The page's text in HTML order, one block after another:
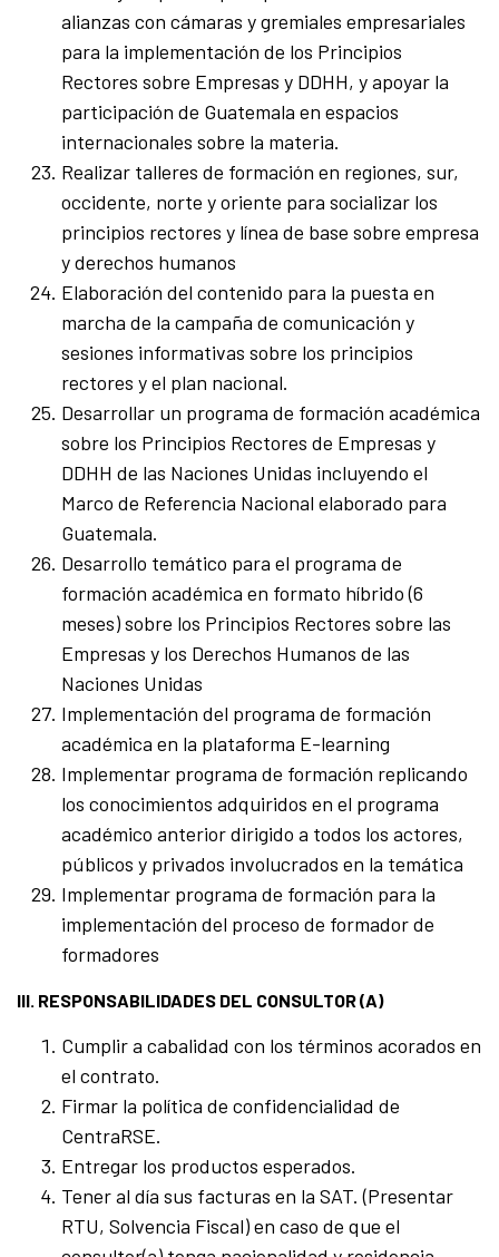
alianzas con cámaras y gremiales empresariales
para la implementación de los Principios
Rectores sobre Empresas y DDHH, y apoyar la
participación de Guatemala en espacios
internacionales sobre la materia.
Realizar talleres de formación en regiones, sur,
occidente, norte y oriente para socializar los
principios rectores y línea de base sobre empresa
y derechos humanos
Elaboración del contenido para la puesta en
marcha de la campaña de comunicación y
sesiones informativas sobre los principios
rectores y el plan nacional.
Desarrollar un programa de formación académica
sobre los Principios Rectores de Empresas y
DDHH de las Naciones Unidas incluyendo el
Marco de Referencia Nacional elaborado para
Guatemala.
Desarrollo temático para el programa de
formación académica en formato híbrido (6
meses) sobre los Principios Rectores sobre las
Empresas y los Derechos Humanos de las
Naciones Unidas
Implementación del programa de formación
académica en la plataforma E-learning
Implementar programa de formación replicando
los conocimientos adquiridos en el programa
académico anterior dirigido a todos los actores,
públicos y privados involucrados en la temática
Implementar programa de formación para la
implementación del proceso de formador de
formadores
III. RESPONSABILIDADES DEL CONSULTOR (A)
Cumplir a cabalidad con los términos acorados en
el contrato.
Firmar la política de confidencialidad de
CentraRSE.
Entregar los productos esperados.
Tener al día sus facturas en la SAT. (Presentar
RTU, Solvencia Fiscal) en caso de que el